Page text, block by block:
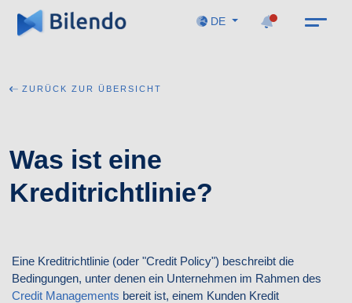
DE
ZURÜCK ZUR ÜBERSICHT
Was ist eine
Kreditrichtlinie?
Eine Kreditrichtlinie (oder "Credit Policy") beschreibt die
Bedingungen, unter denen ein Unternehmen im Rahmen des
Credit Managements bereit ist, einem Kunden Kredit